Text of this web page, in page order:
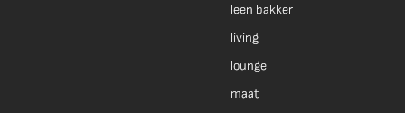
leen bakker
living
lounge
maat